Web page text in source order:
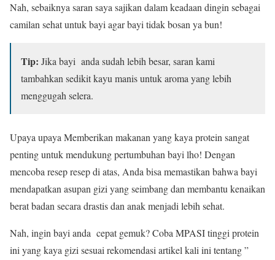
Nah, sebaiknya saran saya sajikan dalam keadaan dingin sebagai
camilan sehat untuk bayi agar bayi tidak bosan ya bun!
Tip: Jika bayi anda sudah lebih besar, saran kami
tambahkan sedikit kayu manis untuk aroma yang lebih
menggugah selera.
Upaya upaya Memberikan makanan yang kaya protein sangat
penting untuk mendukung pertumbuhan bayi lho! Dengan
mencoba resep resep di atas, Anda bisa memastikan bahwa bayi
mendapatkan asupan gizi yang seimbang dan membantu kenaikan
berat badan secara drastis dan anak menjadi lebih sehat.
Nah, ingin bayi anda cepat gemuk? Coba MPASI tinggi protein
ini yang kaya gizi sesuai rekomendasi artikel kali ini tentang ”